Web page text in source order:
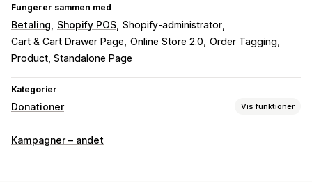
Fungerer sammen med
Betaling Shopify POS Shopify-administrator
Cart & Cart Drawer Page Online Store 2.0 Order Tagging
Product, Standalone Page
Kategorier
Donationer Vis funktioner
Velgørenhedstype
Kampagner – andet